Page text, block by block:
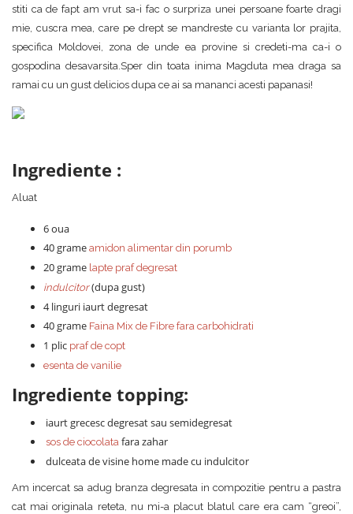
stiti ca de fapt am vrut sa-i fac o surpriza unei persoane foarte dragi
mie, cuscra mea, care pe drept se mandreste cu varianta lor prajita,
specifica Moldovei, zona de unde ea provine si credeti-ma ca-i o
gospodina desavarsita.Sper din toata inima Magduta mea draga sa
ramai cu un gust delicios dupa ce ai sa mananci acesti papanasi!
Ingrediente :
Aluat
6 oua
40 grame amidon alimentar din porumb
20 grame lapte praf degresat
indulcitor (dupa gust)
4 linguri iaurt degresat
40 grame Faina Mix de Fibre fara carbohidrati
1 plic praf de copt
esenta de vanilie
Ingrediente topping:
iaurt grecesc degresat sau semidegresat
sos de ciocolata fara zahar
dulceata de visine home made cu indulcitor
Am incercat sa adug branza degresata in compozitie pentru a pastra
cat mai originala reteta, nu mi-a placut blatul care era cam “greoi”,